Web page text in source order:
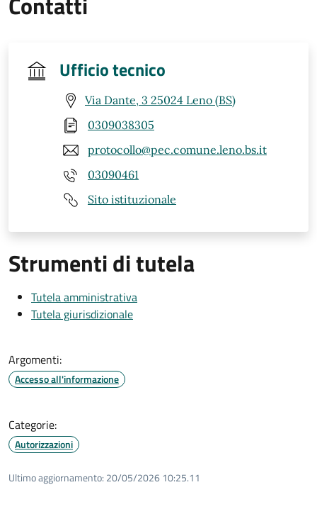
Ufficio tecnico
Via Dante, 3 25024 Leno (BS)
0309038305
protocollo@pec.comune.leno.bs.it
03090461
Sito istituzionale
Strumenti di tutela
Tutela amministrativa
Tutela giurisdizionale
Argomenti:
Accesso all'informazione
Categorie:
Autorizzazioni
Ultimo aggiornamento: 20/05/2026 10:25.11